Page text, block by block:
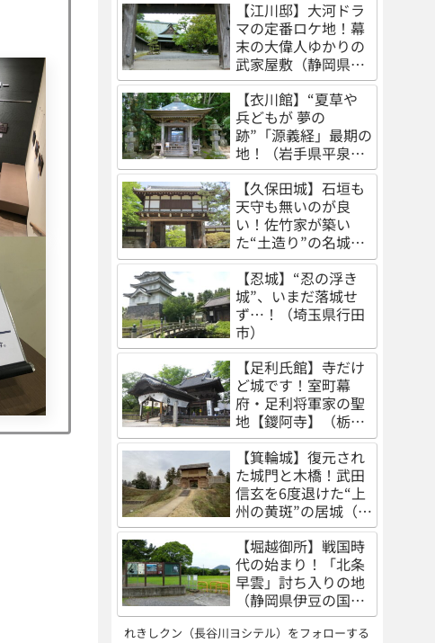
【江川邸】大河ドラ
マの定番ロケ地！幕
末の大偉人ゆかりの
武家屋敷（静岡県伊
豆の国市）
【衣川館】“夏草や
兵どもが 夢の
跡”「源義経」最期の
地！（岩手県平泉
町）
【久保田城】石垣も
天守も無いのが良
い！佐竹家が築い
た“土造り”の名城
（秋田県秋田市）
【忍城】“忍の浮き
城”、いまだ落城せ
ず…！（埼玉県行田
市）
【足利氏館】寺だけ
ど城です！室町幕
府・足利将軍家の聖
地【鑁阿寺】（栃木
県足利市）
【箕輪城】復元され
た城門と木橋！武田
信玄を6度退けた“上
州の黄斑”の居城（群
馬県高崎市）
【堀越御所】戦国時
代の始まり！「北条
早雲」討ち入りの地
（静岡県伊豆の国
市）
れきしクン（長谷川ヨシテル）をフォローする